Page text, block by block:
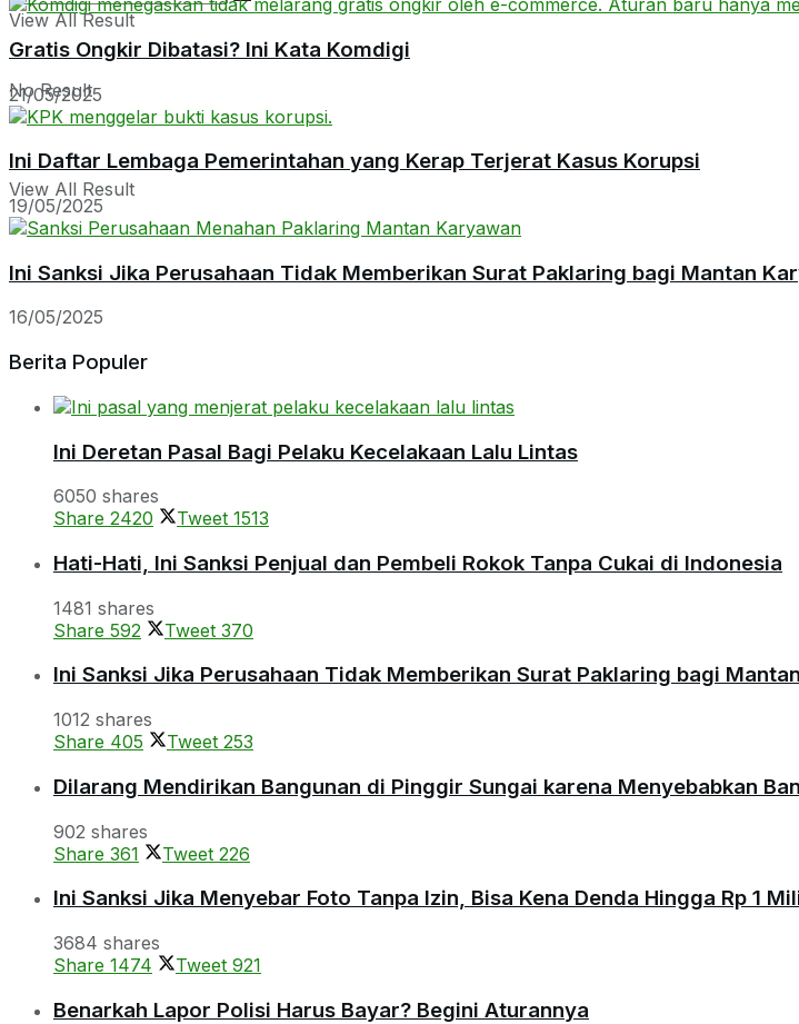
No Result
View All Result
View All Result
Gratis Ongkir Dibatasi? Ini Kata Komdigi
21/05/2025
Ini Daftar Lembaga Pemerintahan yang Kerap Terjerat Kasus Korupsi
19/05/2025
Ini Sanksi Jika Perusahaan Tidak Memberikan Surat Paklaring bagi Mantan
16/05/2025
Berita Populer
Ini Deretan Pasal Bagi Pelaku Kecelakaan Lalu Lintas
6050 shares
Share 2420 Tweet 1513
Hati-Hati, Ini Sanksi Penjual dan Pembeli Rokok Tanpa Cukai di Indonesia
1481 shares
Share 592 Tweet 370
Ini Sanksi Jika Perusahaan Tidak Memberikan Surat Paklaring bagi
1012 shares
Share 405 Tweet 253
Dilarang Mendirikan Bangunan di Pinggir Sungai karena Menyebabkan
902 shares
Share 361 Tweet 226
Ini Sanksi Jika Menyebar Foto Tanpa Izin, Bisa Kena Denda Hingga Rp 1
3684 shares
Share 1474 Tweet 921
Benarkah Lapor Polisi Harus Bayar? Begini Aturannya